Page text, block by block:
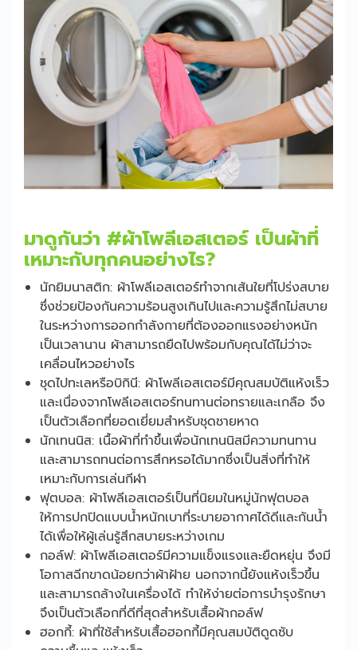
มาดูกันว่า #ผ้าโพลีเอสเตอร์ เป็นผ้าที่
เหมาะกับทุกคนอย่างไร?
นักยิมนาสติก: ผ้าโพลีเอสเตอร์ทำจากเส้นใยที่โปร่งสบาย
ซึ่งช่วยป้องกันความร้อนสูงเกินไปและความรู้สึกไม่สบาย
ในระหว่างการออกกำลังกายที่ต้องออกแรงอย่างหนัก
เป็นเวลานาน ผ้าสามารถยืดไปพร้อมกับคุณได้ไม่ว่าจะ
เคลื่อนไหวอย่างไร
ชุดไปทะเลหรือบิกินี: ผ้าโพลีเอสเตอร์มีคุณสมบัติแห้งเร็ว
และเนื่องจากโพลีเอสเตอร์ทนทานต่อทรายและเกลือ จึง
เป็นตัวเลือกที่ยอดเยี่ยมสำหรับชุดชายหาด
นักเทนนิส: เนื้อผ้าที่ทำขึ้นเพื่อนักเทนนิสมีความทนทาน
และสามารถทนต่อการสึกหรอได้มากซึ่งเป็นสิ่งที่ทำให้
เหมาะกับการเล่นกีฬา
ฟุตบอล: ผ้าโพลีเอสเตอร์เป็นที่นิยมในหมู่นักฟุตบอล
ให้การปกปิดแบบน้ำหนักเบาที่ระบายอากาศได้ดีและกันน้ำ
ได้เพื่อให้ผู้เล่นรู้สึกสบายระหว่างเกม
กอล์ฟ: ผ้าโพลีเอสเตอร์มีความแข็งแรงและยืดหยุ่น จึงมี
โอกาสฉีกขาดน้อยกว่าผ้าฝ้าย นอกจากนี้ยังแห้งเร็วขึ้น
และสามารถล้างในเครื่องได้ ทำให้ง่ายต่อการบำรุงรักษา
จึงเป็นตัวเลือกที่ดีที่สุดสำหรับเสื้อผ้ากอล์ฟ
ฮอกกี้: ผ้าที่ใช้สำหรับเสื้อฮอกกี้มีคุณสมบัติดูดซับ